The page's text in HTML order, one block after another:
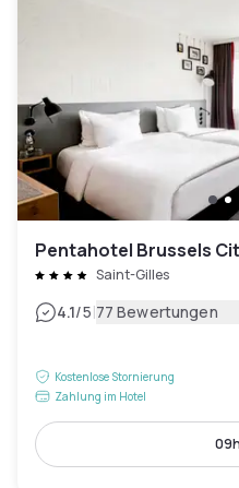
Pentahotel Brussels
Saint-Gilles
4.1/5|77 Bewertungen
Kostenlose Stornierung
Zahlung im Hotel